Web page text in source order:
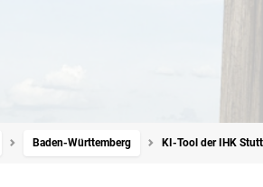
Baden-Württemberg KI-Tool der IHK